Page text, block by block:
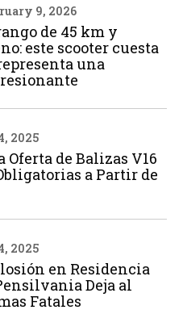
9, 2026
de 45 km y
este scooter cuesta
una
2025
Oferta de Balizas V16
a Partir de
2025
en Residencia
Deja al
Fatales